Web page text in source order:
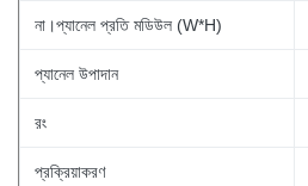
না।প্যানেল প্রতি মডিউল (W*H)
প্যানেল উপাদান
রং
প্রক্রিয়াকরণ